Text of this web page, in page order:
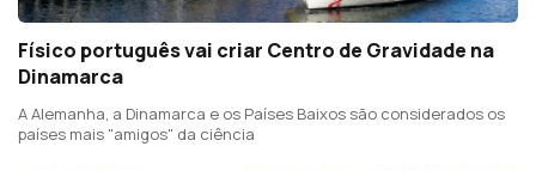
Físico português vai criar Centro de Gravidade na
Dinamarca
A Alemanha, a Dinamarca e os Países Baixos são considerados os
países mais "amigos" da ciência